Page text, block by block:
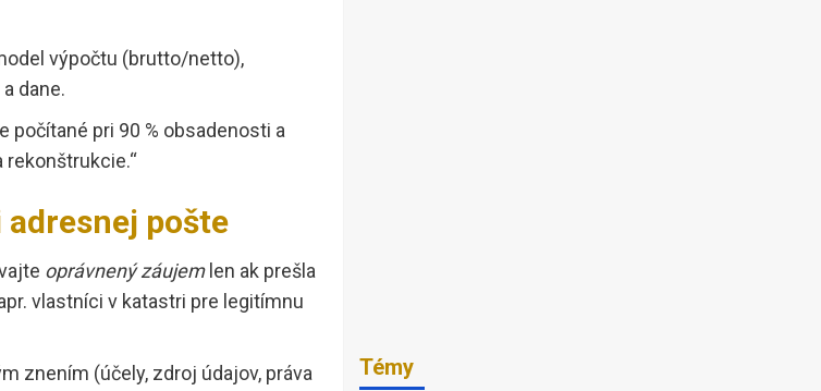
výpočtu (brutto/netto),
dane.
počítané pri 90 % obsadenosti a
rekonštrukcie.“
adresnej pošte
oprávnený záujemlen ak prešla
vlastníci v katastri pre legitímnu
znením (účely, zdroj údajov, práva
Témy